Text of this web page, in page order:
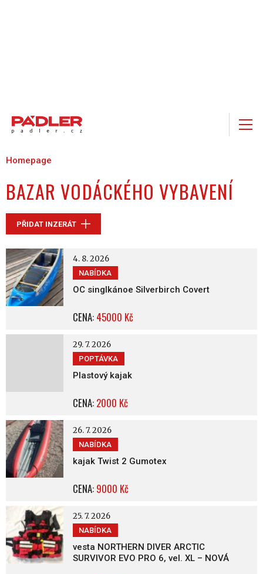
Homepage
BAZAR VODÁCKÉHO VYBAVENÍ
PŘIDAT INZERÁT
NABÍDKA
OC singlkánoe Silverbirch Covert
CENA: 45000 Kč
4. 8. 2026
POPTÁVKA
Plastový kajak
CENA: 2000 Kč
29. 7. 2026
NABÍDKA
kajak Twist 2 Gumotex
CENA: 9000 Kč
26. 7. 2026
NABÍDKA
vesta NORTHERN DIVER ARCTIC
SURVIVOR EVO PRO 6, vel. XL – NOVÁ
25. 7. 2026